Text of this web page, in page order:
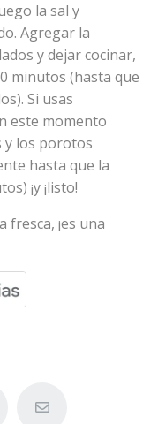
la sal y
Agregar la
y dejar cocinar,
minutos (hasta que
Si usas
este momento
y los porotos
hasta que la
¡y ¡listo!
¡es una